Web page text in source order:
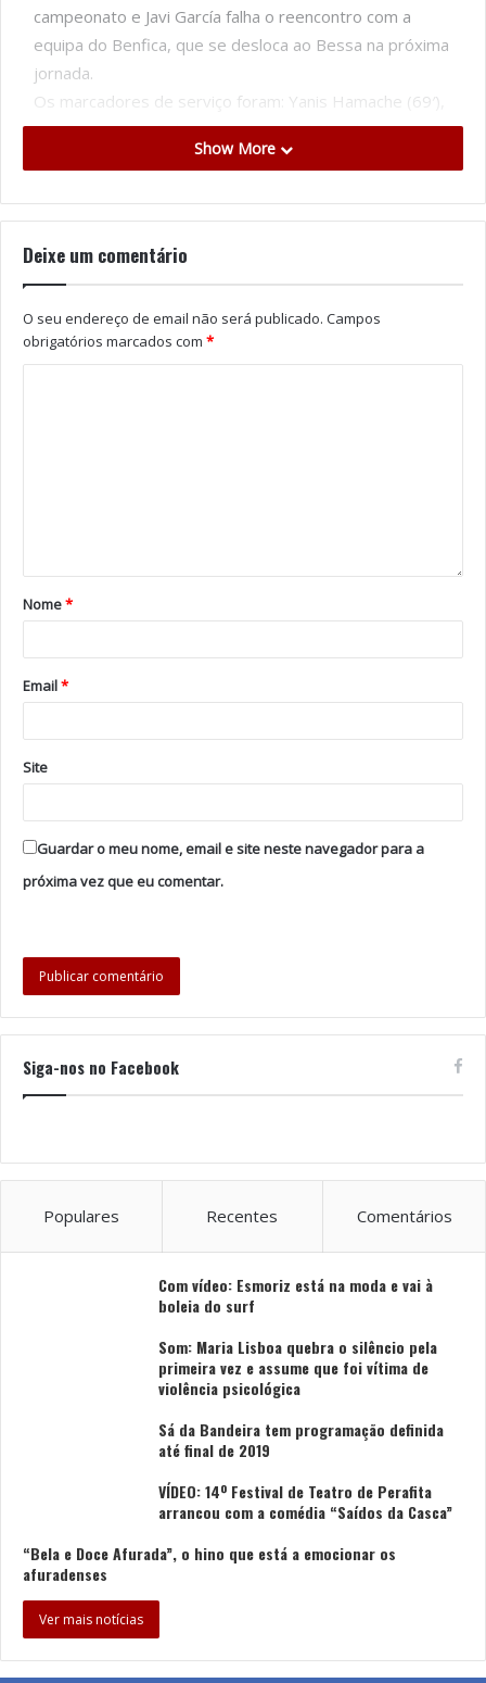
campeonato e Javi García falha o reencontro com a
equipa do Benfica, que se desloca ao Bessa na próxima
jornada.
Os marcadores de serviço foram: Yanis Hamache (69′),
Javi Garcia (75′), Ruben Lameiras (P. 85′) e Jhonata
Show More
Deixe um comentário
O seu endereço de email não será publicado. Campos
obrigatórios marcados com *
Nome*
Email*
Site
Guardar o meu nome, email e site neste navegador para a
próxima vez que eu comentar.
Siga-nos no Facebook
Populares Recentes Comentários
Com vídeo: Esmoriz está na moda e vai à
boleia do surf
Som: Maria Lisboa quebra o silêncio pela
primeira vez e assume que foi vítima de
violência psicológica
Sá da Bandeira tem programação definida
até final de 2019
VÍDEO: 14º Festival de Teatro de Perafita
arrancou com a comédia “Saídos da Casca”
“Bela e Doce Afurada”, o hino que está a emocionar os
afuradenses
Ver mais notícias